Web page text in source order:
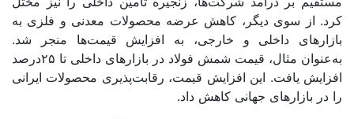
کرد. از سوی دیگر، کاهش عرضه محصولات معدنی و فلزی به
بازارهای داخلی و خارجی، به افزایش قیمت‌ها منجر شد.
به‌عنوان مثال، قیمت شمش فولاد در بازارهای داخلی تا ۲۵‌درصد
افزایش یافت. این افزایش قیمت، رقابت‌‌‌پذیری محصولات ایرانی
را در بازارهای جهانی کاهش داد.